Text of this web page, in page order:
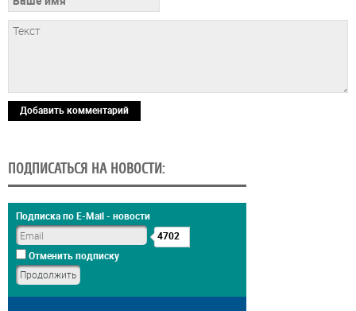
Добавить комментарий
ПОДПИСАТЬСЯ НА НОВОСТИ:
Подписка по E-Mail - новости
4702
Отменить подписку